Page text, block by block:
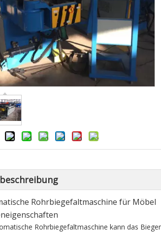
Rohrbiegefaltmaschine für Möbel
Rohrbiegefaltmaschine kann das